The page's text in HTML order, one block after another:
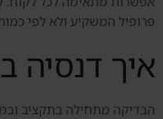
פרופיל המשקיע ולא לפי
איך דנסיה
הבדיקה מתחילה בתקציב